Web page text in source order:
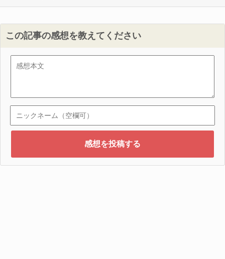
この記事の感想を教えてください